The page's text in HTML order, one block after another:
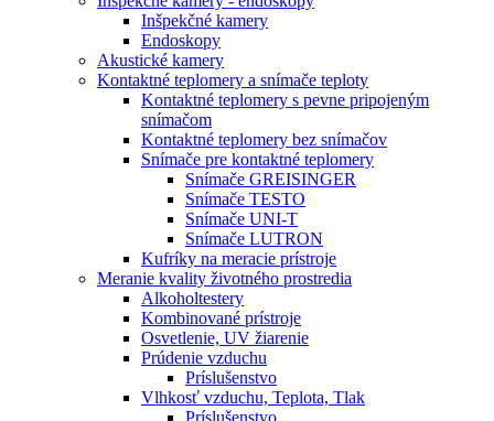
Inšpekčné kamery
Endoskopy
Akustické kamery
Kontaktné teplomery a snímače teploty
Kontaktné teplomery s pevne pripojeným
snímačom
Kontaktné teplomery bez snímačov
Snímače pre kontaktné teplomery
Snímače GREISINGER
Snímače TESTO
Snímače UNI-T
Snímače LUTRON
Kufríky na meracie prístroje
Meranie kvality životného prostredia
Alkoholtestery
Kombinované prístroje
Osvetlenie, UV žiarenie
Prúdenie vzduchu
Príslušenstvo
Vlhkosť vzduchu, Teplota, Tlak
Príslušenstvo